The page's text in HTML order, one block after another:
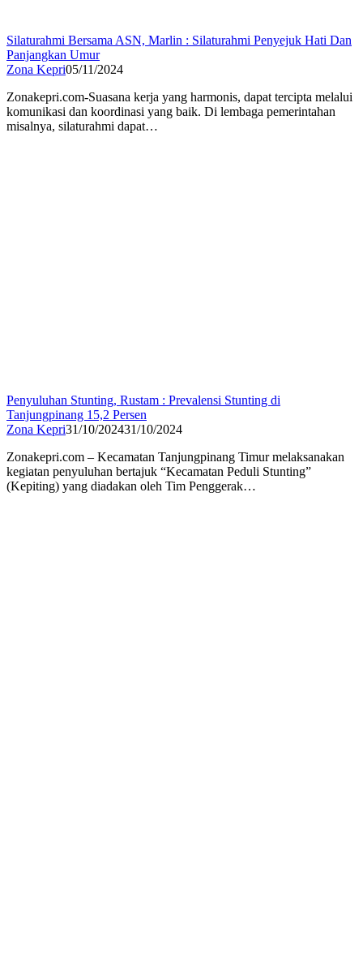
Silaturahmi Bersama ASN, Marlin : Silaturahmi Penyejuk Hati Dan
Panjangkan Umur
Zona Kepri05/11/2024
Zonakepri.com-Suasana kerja yang harmonis, dapat tercipta melalui
komunikasi dan koordinasi yang baik. Di lembaga pemerintahan
misalnya, silaturahmi dapat…
Penyuluhan Stunting, Rustam : Prevalensi Stunting di
Tanjungpinang 15,2 Persen
Zona Kepri31/10/202431/10/2024
Zonakepri.com – Kecamatan Tanjungpinang Timur melaksanakan
kegiatan penyuluhan bertajuk “Kecamatan Peduli Stunting”
(Kepiting) yang diadakan oleh Tim Penggerak…